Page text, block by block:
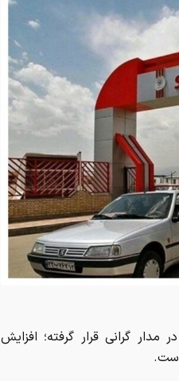
مدار گرانی قرار گرفته؛ افزایش